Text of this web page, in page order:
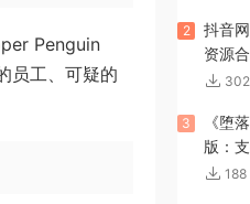
Penguin
员工、可疑的
2
抖音
资源
302
3
《堕
版：
188